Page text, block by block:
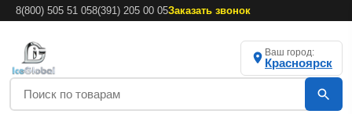
8(800) 505 51 058(391) 205 00 05Заказать звонок
Ваш город:
Красноярск